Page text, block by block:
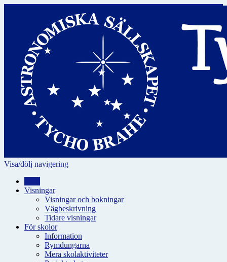
Visa/dölj navigering
Visningar
Visningar och bokningar
Vägbeskrivning
Tidare visningar
För skolor
Information
Rymdungarna
Mera skolaktiviteter